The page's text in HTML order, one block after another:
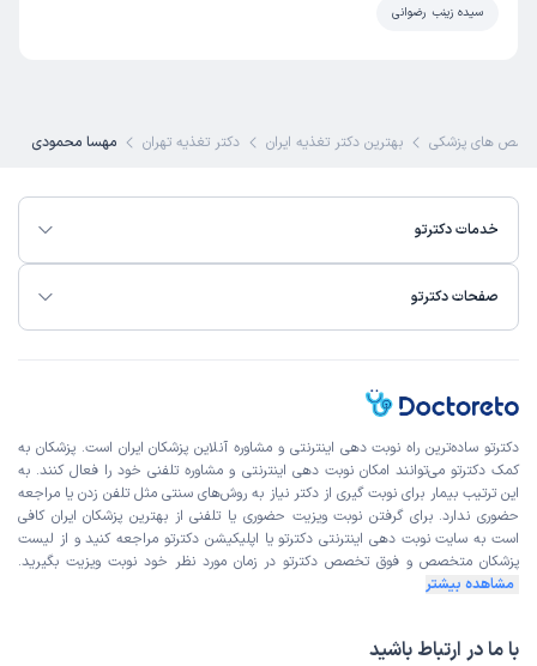
سیده زینب رضوانی
های پزشکی بهترین دکتر تغذیه ایران دکتر تغذیه تهران مهسا محمودی
خدمات دکترتو
صفحات دکترتو
دکترتو ساده‌ترین راه نوبت‌ دهی اینترنتی و مشاوره آنلاین پزشکان ایران است. پزشکان به
کمک دکترتو می‌توانند امکان نوبت دهی اینترنتی و مشاوره تلفنی خود را فعال کنند. به
این ترتیب بیمار برای نوبت گیری از دکتر نیاز به روش‌های سنتی مثل تلفن زدن یا مراجعه
حضوری ندارد. برای گرفتن نوبت ویزیت حضوری یا تلفنی از بهترین پزشکان ایران کافی
است به سایت نوبت دهی اینترنتی دکترتو یا اپلیکیشن دکترتو مراجعه کنید و از لیست
پزشکان متخصص و فوق تخصص دکترتو در زمان مورد نظر خود نوبت ویزیت بگیرید.
مشاهده بیشتر
با ما در ارتباط باشید